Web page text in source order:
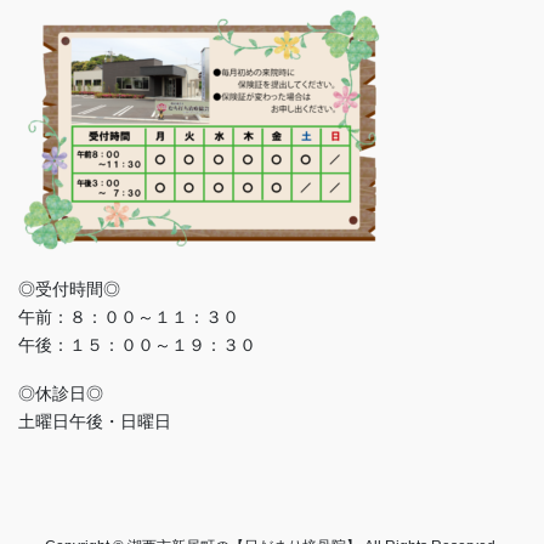
◎受付時間◎
午前：８：００～１１：３０
午後：１５：００～１９：３０
◎休診日◎
土曜日午後・日曜日